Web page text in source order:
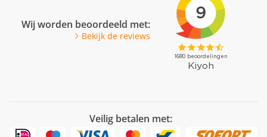
Wij worden beoordeeld met:
Bekijk de reviews
Veilig betalen met: